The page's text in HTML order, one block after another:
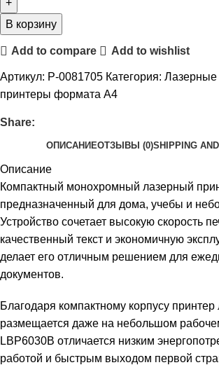
В корзину
Add to compare Add to wishlist
Артикул: P-0081705 Категория: Лазерные
принтеры формата А4
Share:
ОПИСАНИЕОТЗЫВЫ (0)SHIPPING
Описание
Компактный монохромный лазерный
предназначенный для дома, учебы и
Устройство сочетает высокую скорость
качественный текст и экономичную
делает его отличным решением для
документов.
Благодаря компактному корпусу принтер
размещается даже на небольшом
LBP6030B отличается низким
работой и быстрым выходом первой